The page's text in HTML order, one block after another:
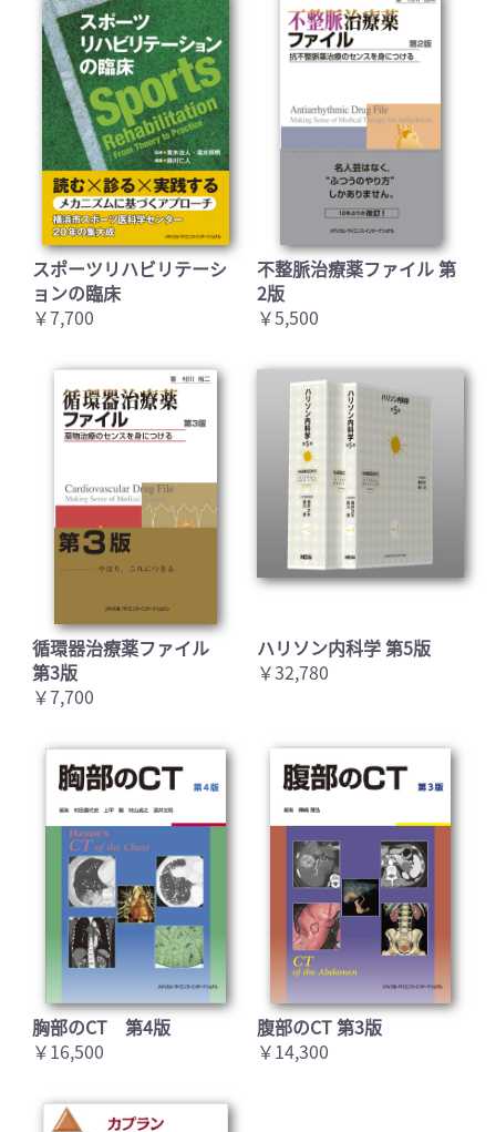
スポーツリハビリテーシ
ョンの臨床
￥7,700
不整脈治療薬ファイル 第
2版
￥5,500
循環器治療薬ファイル
第3版
￥7,700
ハリソン内科学 第5版
￥32,780
胸部のCT 第4版
￥16,500
腹部のCT 第3版
￥14,300